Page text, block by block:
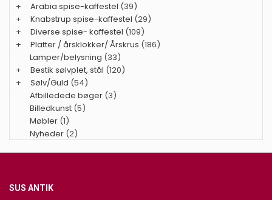
+
Arabia spise-kaffestel (39)
+
Knabstrup spise-kaffestel (29)
+
Diverse spise- kaffestel (109)
+
Platter / årsklokker/ Årskrus (186)
Lamper/belysning (33)
+
Bestik sølvplet, stål (120)
+
Sølv/Guld (54)
Afbilledede bøger (3)
Billedkunst (5)
Møbler (1)
Nyheder (2)
SUS ANTIK